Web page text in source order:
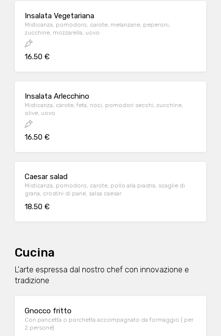
Insalata Vegetariana
Misticanza, pomodoro, carote, melanzane, peperoni,
zucchine, mozzarella, uovo
16.50 €
Insalata Arlecchino
Misticanza, carote, feta, noci, pomodori secchi, zucchine,
olive, uovo
16.50 €
Caesar salad
Misticanza, pomodoro, carote, pollo alla piastra, scaglie di
grana, crostini di pane, salsa caesar
18.50 €
Cucina
L'arte espressa dal nostro chef con innovazione e
tradizione
Gnocco fritto
Con pancetta o porchetta accompagnato da formaggio ( per
2 persone)